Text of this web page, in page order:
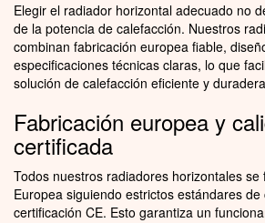
Elegir el radiador horizontal adecuado no
de la potencia de calefacción. Nuestros
combinan fabricación europea fiable,
especificaciones técnicas claras, lo que
solución de calefacción eficiente y
Fabricación europea y
certificada
Todos nuestros radiadores horizontales se
Europea siguiendo estrictos estándares
certificación CE. Esto garantiza un